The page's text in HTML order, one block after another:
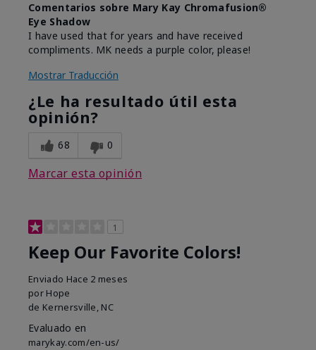
Comentarios sobre Mary Kay Chromafusion®
Eye Shadow
I have used that for years and have received
compliments. MK needs a purple color, please!
Mostrar Traducción
¿Le ha resultado útil esta
opinión?
68 0
Marcar esta opinión
1
Keep Our Favorite Colors!
Enviado Hace 2 meses
por Hope
de Kernersville, NC
Evaluado en
marykay.com/en-us/